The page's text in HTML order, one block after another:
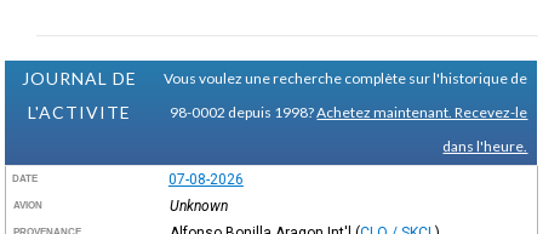
JOURNAL DE
L'ACTIVITE
Vous voulez une recherche complète sur l'historique de
98-0002 depuis 1998?Achetez maintenant. Recevez-le
dans l'heure.
DATE 07-08-2026
AVION Unknown